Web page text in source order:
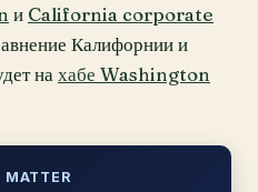
и California corporate
Калифорнии и
на хабе Washington
MATTER